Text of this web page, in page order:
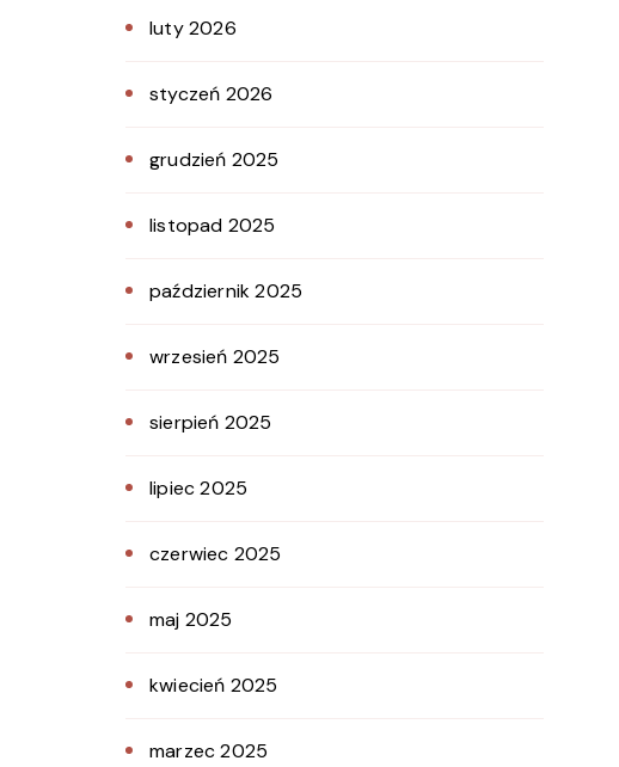
luty 2026
styczeń 2026
grudzień 2025
listopad 2025
październik 2025
wrzesień 2025
sierpień 2025
lipiec 2025
czerwiec 2025
maj 2025
kwiecień 2025
marzec 2025